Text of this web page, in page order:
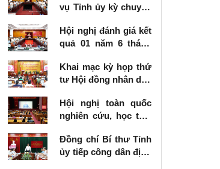
vụ Tỉnh ủy kỳ chuyên
Hội nghị đánh giá kết
quả 01 năm 6 tháng
số 57-NQ/TW
Khai mạc kỳ họp thứ
tư Hội đồng nhân dân
kỳ 2026 - 2031
Hội nghị toàn quốc
nghiên cứu, học tập,
khai thực hiện Nghị
quyết số 10-NQ/TW
Đồng chí Bí thư Tỉnh
ủy tiếp công dân định